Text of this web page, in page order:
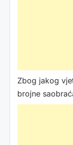
Zbog jakog
brojne